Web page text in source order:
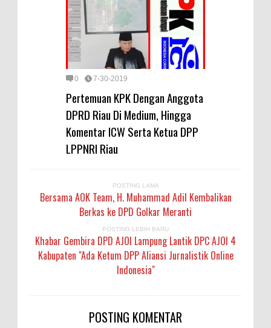
0 7-30-2019
Pertemuan KPK Dengan Anggota
DPRD Riau Di Medium, Hingga
Komentar ICW Serta Ketua DPP
LPPNRI Riau
POSTING LAMA
Bersama AOK Team, H. Muhammad Adil Kembalikan
Berkas ke DPD Golkar Meranti
POSTING LEBIH BARU
Khabar Gembira DPD AJOI Lampung Lantik DPC AJOI 4
Kabupaten "Ada Ketum DPP Aliansi Jurnalistik Online
Indonesia"
POSTING KOMENTAR